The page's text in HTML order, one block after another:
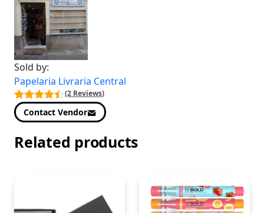
Sold by:
Papelaria Livraria Central
(2 Reviews)
Contact Vendor
Related products